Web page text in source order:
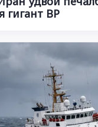
гигант BP